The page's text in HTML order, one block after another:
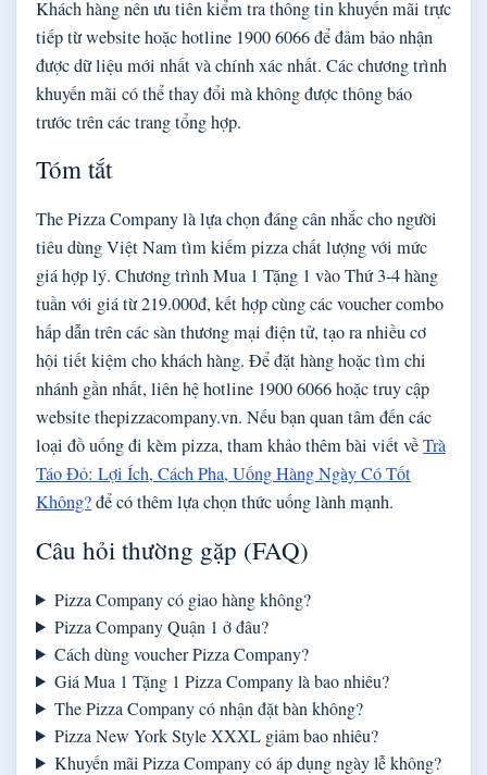
Khách hàng nên ưu tiên kiểm tra thông tin khuyến mãi trực
tiếp từ website hoặc hotline 1900 6066 để đảm bảo nhận
được dữ liệu mới nhất và chính xác nhất. Các chương trình
khuyến mãi có thể thay đổi mà không được thông báo
trước trên các trang tổng hợp.
Tóm tắt
The Pizza Company là lựa chọn đáng cân nhắc cho người
tiêu dùng Việt Nam tìm kiếm pizza chất lượng với mức
giá hợp lý. Chương trình Mua 1 Tặng 1 vào Thứ 3-4 hàng
tuần với giá từ 219.000đ, kết hợp cùng các voucher combo
hấp dẫn trên các sàn thương mại điện tử, tạo ra nhiều cơ
hội tiết kiệm cho khách hàng. Để đặt hàng hoặc tìm chi
nhánh gần nhất, liên hệ hotline 1900 6066 hoặc truy cập
website thepizzacompany.vn. Nếu bạn quan tâm đến các
loại đồ uống đi kèm pizza, tham khảo thêm bài viết vềTrà
Táo Đỏ: Lợi Ích, Cách Pha, Uống Hàng Ngày Có Tốt
Không?để có thêm lựa chọn thức uống lành mạnh.
Câu hỏi thường gặp (FAQ)
Pizza Company có giao hàng không?
Pizza Company Quận 1 ở đâu?
Cách dùng voucher Pizza Company?
Giá Mua 1 Tặng 1 Pizza Company là bao nhiêu?
The Pizza Company có nhận đặt bàn không?
Pizza New York Style XXXL giảm bao nhiêu?
Khuyến mãi Pizza Company có áp dụng ngày lễ không?